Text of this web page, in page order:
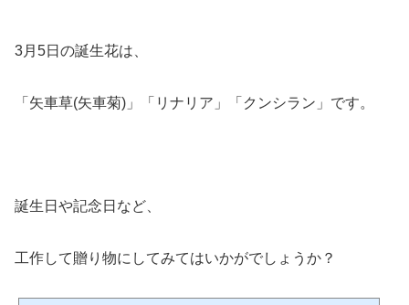
3月5日の誕生花は、
「矢車草(矢車菊)」「リナリア」「クンシラン」です。
誕生日や記念日など、
工作して贈り物にしてみてはいかがでしょうか？